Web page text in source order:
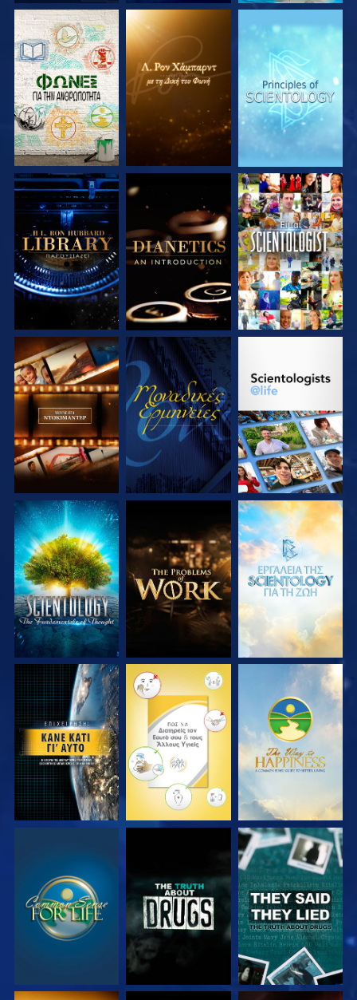
ΕΞΕΡΕΥΝΗΣΤΕ ΤΗ
ΣΕΙΡΑ
ΕΞΕΡΕΥΝΗΣΤΕ ΤΗ
ΣΕΙΡΑ
ΕΞΕΡΕΥΝΗΣΤΕ ΤΗ
ΣΕΙΡΑ
ΕΞΕΡΕΥΝΗΣΤΕ ΤΗ
ΣΕΙΡΑ
ΕΞΕΡΕΥΝΗΣΤΕ ΤΗ
ΣΕΙΡΑ
ΠΑΡΑΚΟΛΟΥΘΗΣΤΕ
ΕΞΕΡΕΥΝΗΣΤΕ ΤΗ
ΣΕΙΡΑ
ΠΑΡΑΚΟΛΟΥΘΗΣΤΕ
ΕΞΕΡΕΥΝΗΣΤΕ ΤΗ
ΕΞΕΡΕΥΝΗΣΤΕ ΤΗ
ΣΕΙΡΑ
ΕΞΕΡΕΥΝΗΣΤΕ ΤΗ
ΣΕΙΡΑ
ΕΞΕΡΕΥΝΗΣΤΕ ΤΗ
ΣΕΙΡΑ
ΠΑΡΑΚΟΛΟΥΘΗΣΤΕ ΠΑΡΑΚΟΛΟΥΘΗΣΤΕ ΠΑΡΑΚΟΛΟΥΘΗΣΤΕ
ΠΑΡΑΚΟΛΟΥΘΗΣΤΕ ΠΑΡΑΚΟΛΟΥΘΗΣΤΕ ΠΑΡΑΚΟΛΟΥΘΗΣΤΕ